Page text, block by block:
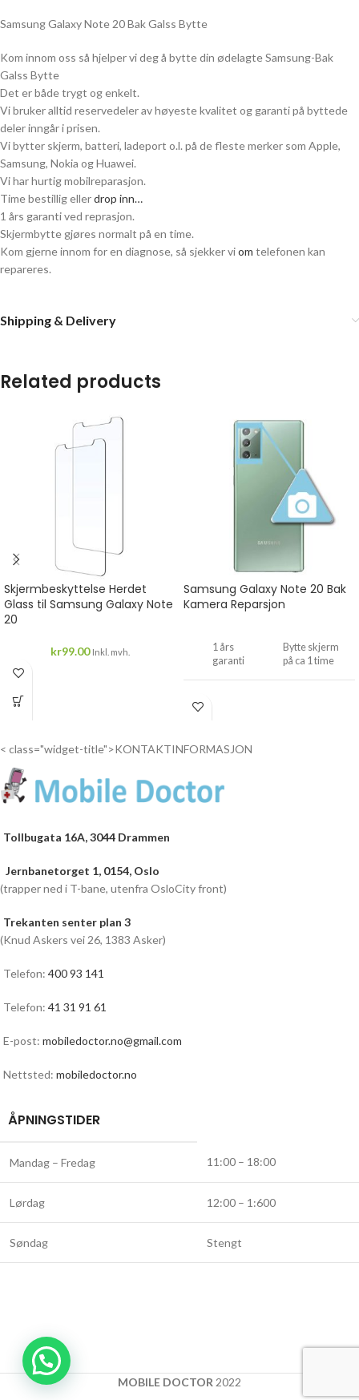
Samsung Galaxy Note 20 Bak Galss Bytte
Kom innom oss så hjelper vi deg å bytte din ødelagte Samsung-Bak
Galss Bytte
Det er både trygt og enkelt.
Vi bruker alltid reservedeler av høyeste kvalitet og garanti på byttede
deler inngår i prisen.
Vi bytter skjerm, batteri, ladeport o.l. på de fleste merker som Apple,
Samsung, Nokia og Huawei.
Vi har hurtig mobilreparasjon.
Time bestillig ellerdrop inn…
1 års garanti ved reprasjon.
Skjermbytte gjøres normalt på en time.
Kom gjerne innom for en diagnose, så sjekker viom telefonen kan
repareres.
Shipping & Delivery
Related products
Skjermbeskyttelse Herdet
Glass til Samsung Galaxy Note
20
kr99.00 Inkl. mvh.
Samsung Galaxy Note 20 Bak
Kamera Reparsjon
1 års
garanti
Bytte skjerm
på ca 1 time
< class="widget-title">KONTAKTINFORMASJON
Tollbugata 16A, 3044 Drammen
Jernbanetorget 1, 0154, Oslo
(trapper ned i T-bane, utenfra OsloCity front)
Trekanten senter plan 3
(Knud Askers vei 26, 1383 Asker)
Telefon: 400 93 141
Telefon: 41 31 91 61
E-post: mobiledoctor.no@gmail.com
Nettsted: mobiledoctor.no
ÅPNINGSTIDER
Mandag – Fredag 11:00 – 18:00
Lørdag 12:00 – 1:600
Søndag Stengt
MOBILE DOCTOR 2022